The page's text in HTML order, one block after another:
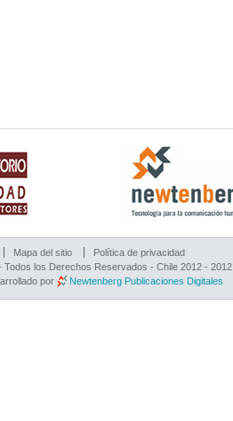
Mapa del sitio
Política de privacidad
los Derechos Reservados - Chile 2012 - 2012.
por
Newtenberg Publicaciones Digitales